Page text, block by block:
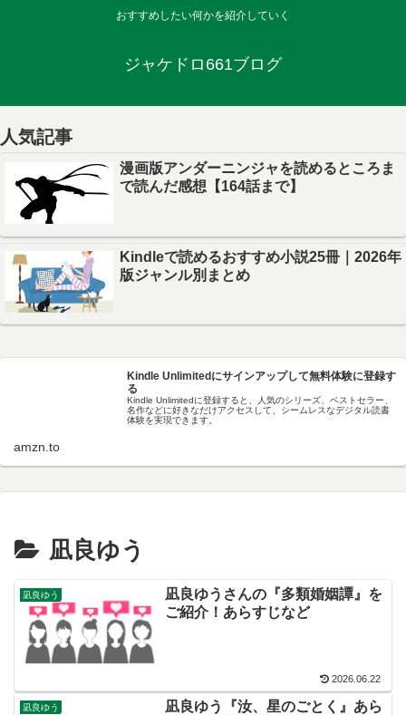
おすすめしたい何かを紹介していく
ジャケドロ661ブログ
人気記事
漫画版アンダーニンジャを読めるところま
で読んだ感想【164話まで】
Kindleで読めるおすすめ小説25冊｜2026年
版ジャンル別まとめ
Kindle Unlimitedにサインアップして無料体験に登録す
る
Kindle Unlimitedに登録すると、人気のシリーズ、ベストセラー、
名作などに好きなだけアクセスして、シームレスなデジタル読書
体験を実現できます。
amzn.to
凪良ゆう
凪良ゆう
凪良ゆうさんの『多類婚姻譚』を
ご紹介！あらすじなど
2026.06.22
凪良ゆう
凪良ゆう『汝、星のごとく』あら